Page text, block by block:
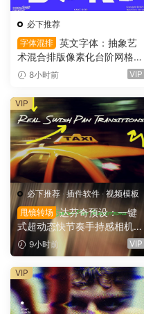
必下推荐
字体混排 英文字体：抽象艺
术混合排版像素化台阶网格状
手绘螺旋有机曲线版面设计封
ace（16160）
8小时前 VIP
必下推荐· 插件软件 ·视频模板
甩镜转场 达芬奇预设：一键
式超动态快节奏手持感相机摇
晃运动甩镜头无缝转场过渡
支持横竖屏（16158）
9小时前 VIP
VIP
VIP